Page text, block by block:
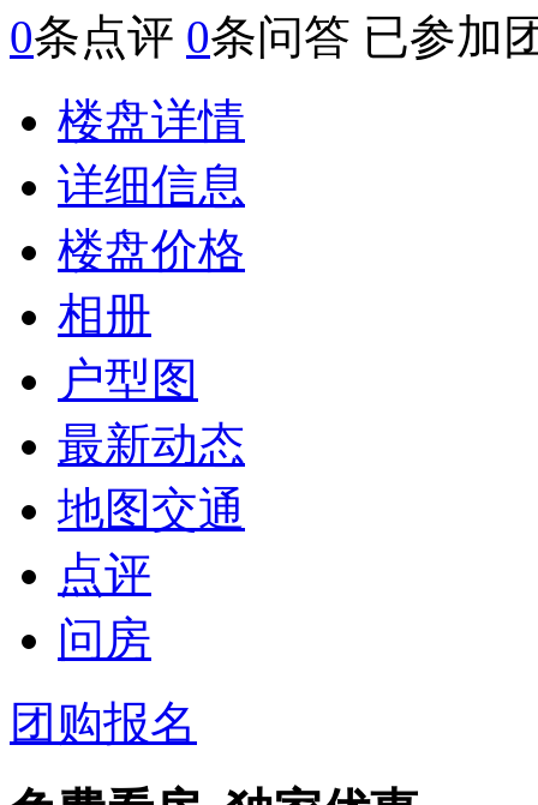
0条点评 0条问答 已参加
楼盘详情
详细信息
楼盘价格
相册
户型图
最新动态
地图交通
点评
问房
团购报名